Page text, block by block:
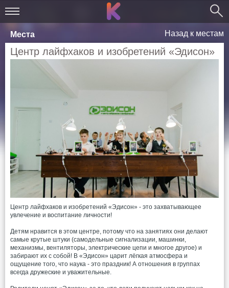
Места Назад к местам
Центр лайфхаков и изобретений «Эдисон»
Центр лайфхаков и изобретений «Эдисон» - это захватывающее
увлечение и воспитание личности!
Детям нравится в этом центре, потому что на занятиях они делают
самые крутые штуки (самодельные сигнализации, машинки,
механизмы, вентиляторы, электрические цепи и многое другое) и
забирают их с собой! В «Эдисон» царит лёгкая атмосфера и
ощущение того, что наука - это праздник! А отношения в группах
всегда дружеские и уважительные.